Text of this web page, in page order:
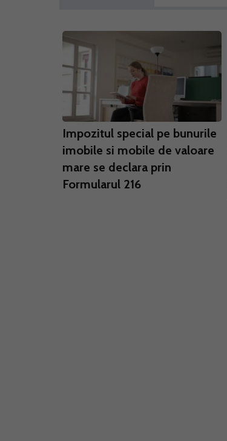
Impozitul special pe bunurile
imobile si mobile de valoare
mare se declara prin
Formularul 216